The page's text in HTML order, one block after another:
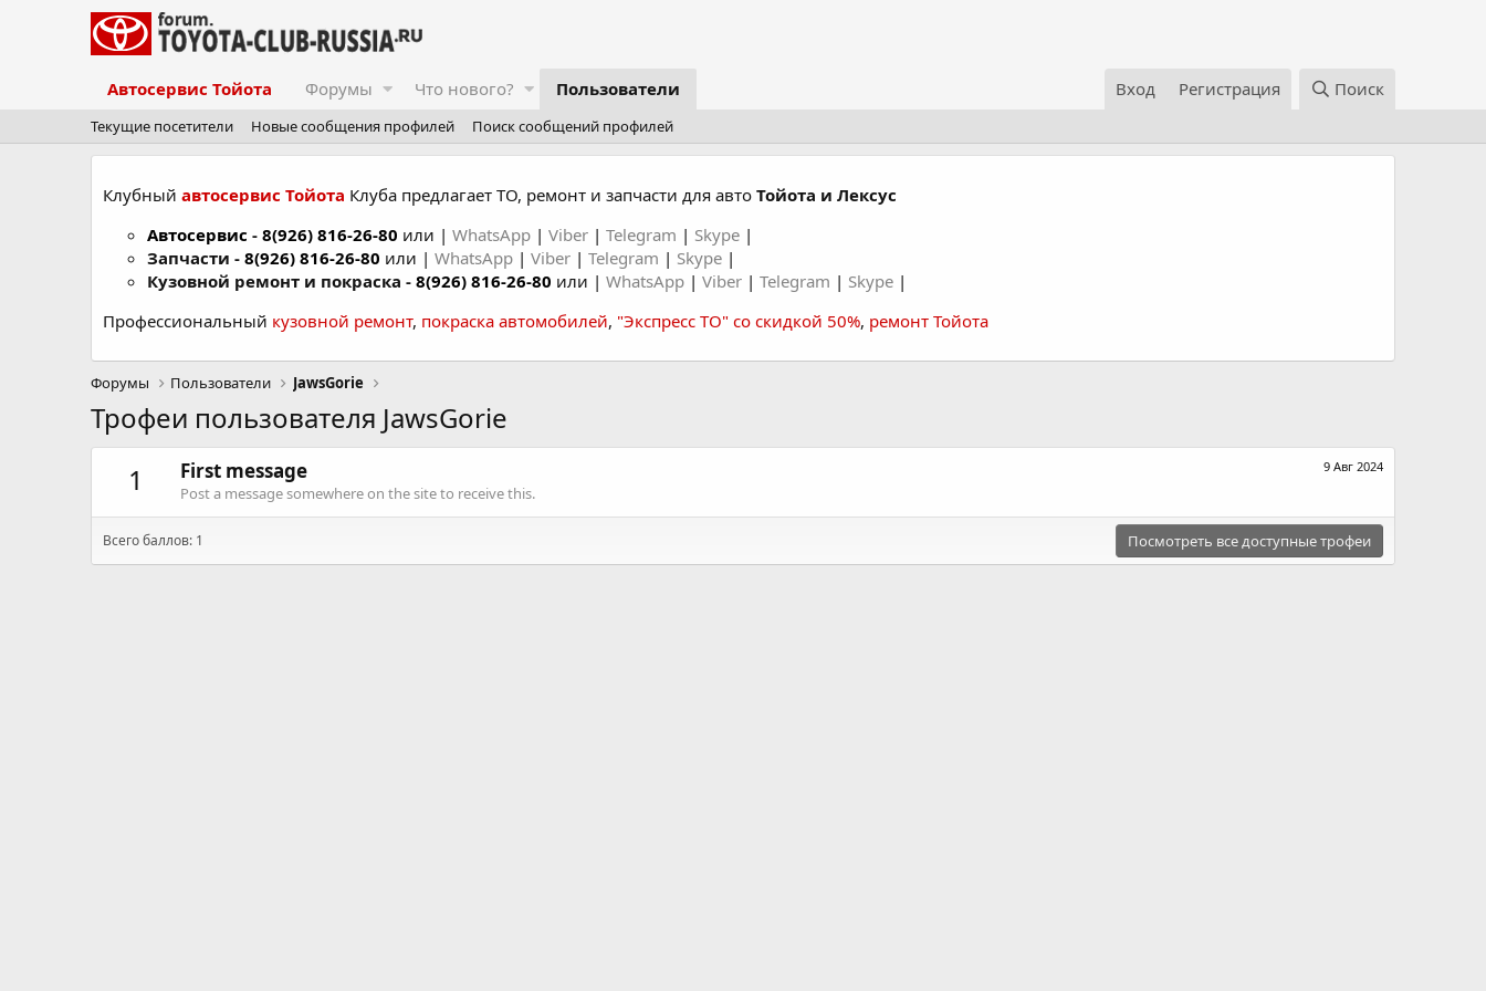
Автосервис Тойота Форумы Что нового? Пользователи Вход Регистрация Поиск
Текущие посетители Новые сообщения профилей Поиск сообщений профилей
Клубный автосервис Тойота Клуба предлагает ТО, ремонт и запчасти для авто Тойота и Лексус
Автосервис - 8(926) 816-26-80 или | WhatsApp | Viber | Telegram | Skype |
Запчасти - 8(926) 816-26-80 или | WhatsApp | Viber | Telegram | Skype |
Кузовной ремонт и покраска - 8(926) 816-26-80 или | WhatsApp | Viber | Telegram | Skype |
Профессиональный кузовной ремонт, покраска автомобилей, "Экспресс ТО" со скидкой 50%, ремонт Тойота
Форумы Пользователи JawsGorie
Трофеи пользователя JawsGorie
1
9 Авг 2024
First message
Post a message somewhere on the site to receive this.
Всего баллов: 1 Посмотреть все доступные трофеи